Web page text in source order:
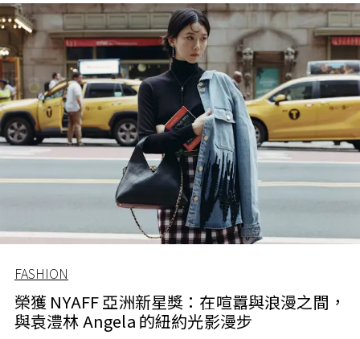
FASHION
榮獲 NYAFF 亞洲新星獎：在喧囂與浪漫之間，
與袁澧林 Angela 的紐約光影漫步